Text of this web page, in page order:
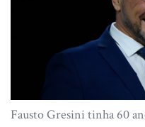
Fausto Gresini tinha 60